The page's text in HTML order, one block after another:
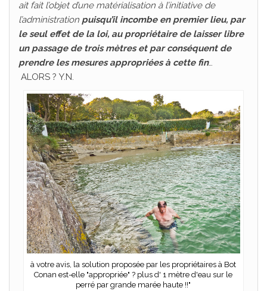
ait fait l’objet d’une matérialisation à l’initiative de
l’administration puisqu’il incombe en premier lieu, par
le seul effet de la loi, au propriétaire de laisser libre
un passage de trois mètres et par conséquent de
prendre les mesures appropriées à cette fin…
ALORS ? Y.N.
à votre avis, la solution proposée par les propriétaires à Bot
Conan est-elle "appropriée" ? plus d' 1 mètre d'eau sur le
perré par grande marée haute !!"